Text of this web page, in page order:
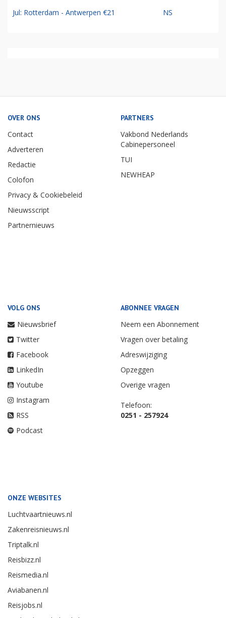
Jul: Rotterdam - Antwerpen €21 NS
OVER ONS
Contact
Adverteren
Redactie
Colofon
Privacy & Cookiebeleid
Nieuwsscript
Partnernieuws
PARTNERS
Vakbond Nederlands
Cabinepersoneel
TUI
NEWHEAP
VOLG ONS
Nieuwsbrief
Twitter
Facebook
LinkedIn
Youtube
Instagram
RSS
Podcast
ABONNEE VRAGEN
Neem een Abonnement
Vragen over betaling
Adreswijziging
Opzeggen
Overige vragen
Telefoon:
0251 - 257924
ONZE WEBSITES
Luchtvaartnieuws.nl
Zakenreisnieuws.nl
Triptalk.nl
Reisbizz.nl
Reismedia.nl
Aviabanen.nl
Reisjobs.nl